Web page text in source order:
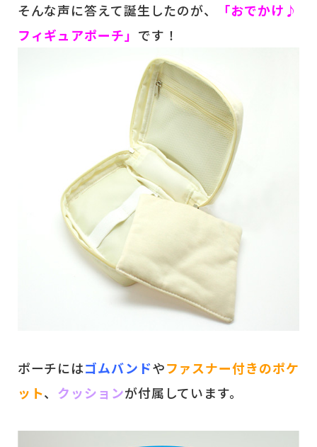
そんな声に答えて誕生したのが、
「おでかけ♪
フィギュアポーチ」 です！
ポーチにはゴムバンドやファスナー付きのポケ
ット、 クッションが付属しています。